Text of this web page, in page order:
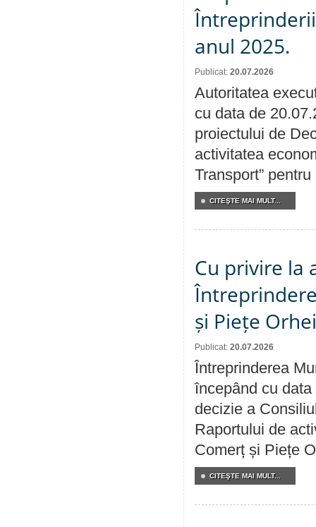
anul 2025.
Publicat: 20.07.2026
Autoritatea
cu data de
proiectului de
activitatea
Transport” pentru
CITEŞTE MAI MULT...
Cu privire la
și Piețe
Publicat: 20.07.2026
Întreprinderea
începând cu
decizie a
Raportului de
Comerț și Piețe
CITEŞTE MAI MULT...